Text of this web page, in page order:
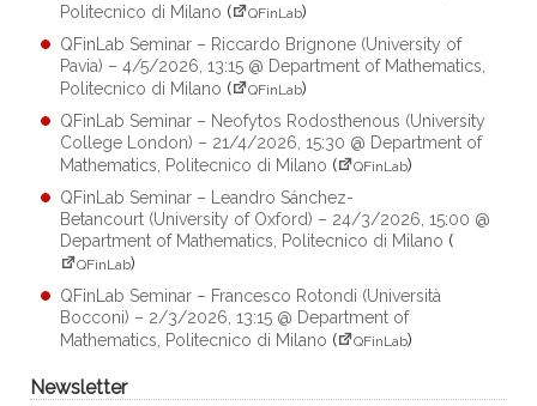
Politecnico di Milano ( QFinLab)
QFinLab Seminar – Riccardo Brignone (University of
Pavia) – 4/5/2026, 13:15 @ Department of Mathematics,
Politecnico di Milano ( QFinLab)
QFinLab Seminar – Neofytos Rodosthenous (University
College London) – 21/4/2026, 15:30 @ Department of
Mathematics, Politecnico di Milano ( QFinLab)
QFinLab Seminar – Leandro Sánchez-
Betancourt (University of Oxford) – 24/3/2026, 15:00 @
Department of Mathematics, Politecnico di Milano (
QFinLab)
QFinLab Seminar – Francesco Rotondi (Università
Bocconi) – 2/3/2026, 13:15 @ Department of
Mathematics, Politecnico di Milano ( QFinLab)
Newsletter